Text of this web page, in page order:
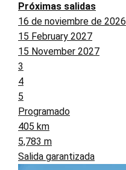
Próximas salidas
16 de noviembre de 2026
15 February 2027
15 November 2027
3
4
5
Programado
405 km
5,783 m
Salida garantizada